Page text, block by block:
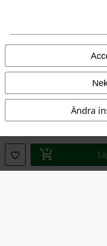
Ändra
Ladda ner villkoren
Avfallshantering och miljöskydd
Försäkran om
Information om tillgänglighet